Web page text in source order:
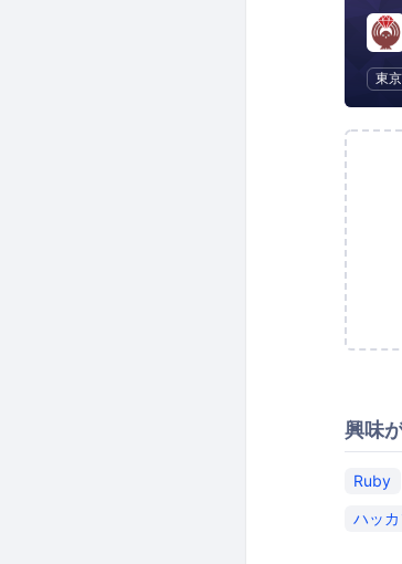
東京
興味
Ruby
ハッ